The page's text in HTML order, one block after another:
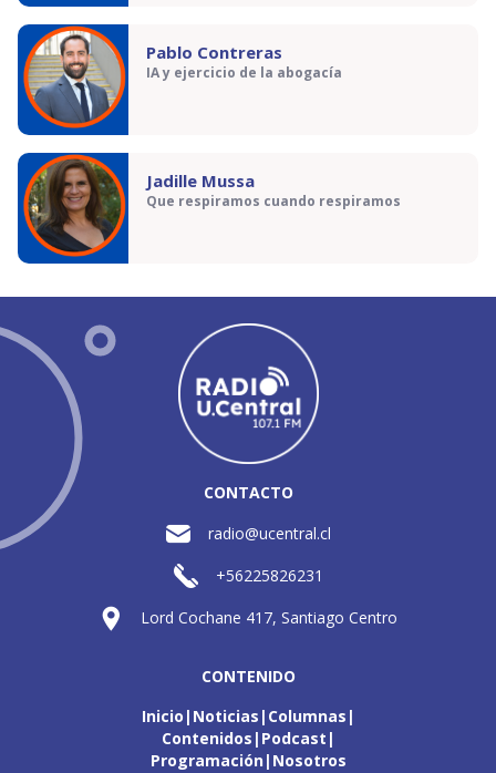
Pablo Contreras
IA y ejercicio de la abogacía
Jadille Mussa
Que respiramos cuando respiramos
CONTACTO
radio@ucentral.cl
+56225826231
Lord Cochane 417, Santiago Centro
CONTENIDO
Inicio Noticias Columnas
Contenidos Podcast
Programación Nosotros